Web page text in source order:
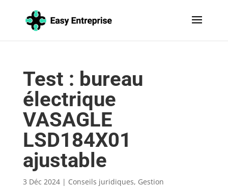
Test : bureau
électrique
VASAGLE
LSD184X01
ajustable
3 Déc 2024| Conseils juridiques, Gestion